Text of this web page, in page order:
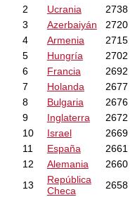
2
Ucrania
2738
3
Azerbaiyán
2720
4
Armenia
2715
5
Hungría
2702
6
Francia
2692
7
Holanda
2677
8
Bulgaria
2676
9
Inglaterra
2672
10
Israel
2669
11
España
2661
12
Alemania
2660
13
República
Checa
2658